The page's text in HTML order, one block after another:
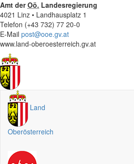
Amt derOö. Landesregierung
4021 Linz • Landhausplatz 1
Telefon (+43 732) 77 20-0
E-Mail post@ooe.gv.at
www.land-oberoesterreich.gv.at
Land
Oberösterreich